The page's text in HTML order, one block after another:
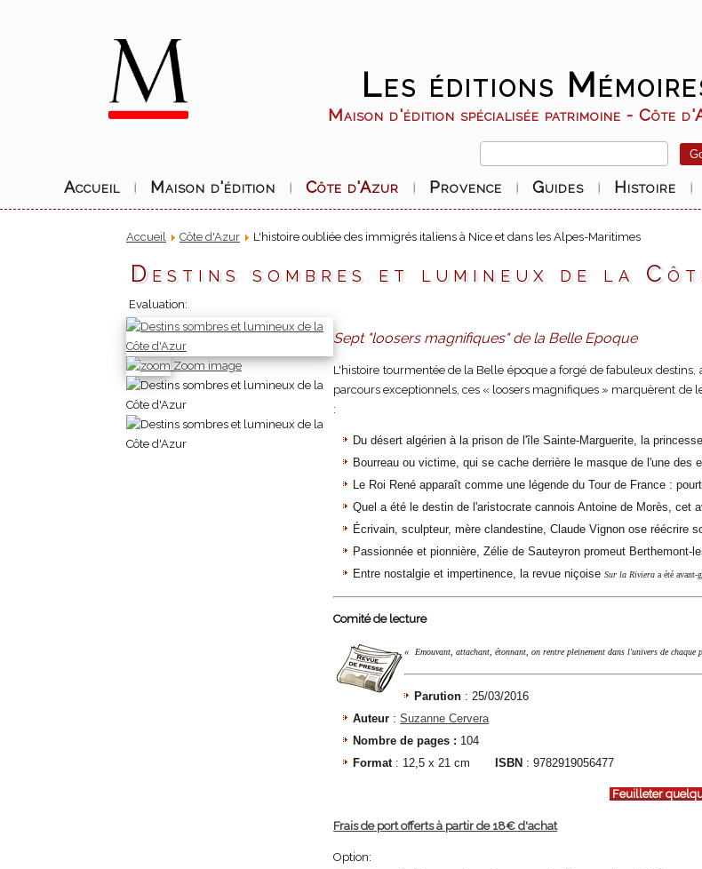
Les éditions
Maison d'édition spécialisée patrimoine - Côte
Accueil Maison d'édition Côte d'Azur Provence Guides Histoire
Accueil Côte d'Azur L'histoire oubliée des immigrés italiens à Nice et dans les Alpes-Maritimes
Destins sombres et lumineux de la
Evaluation:
Zoom image
Sept "loosers magnifiques" de la Belle Epoque
L'histoire tourmentée de la Belle époque a forgé de fabuleux
parcours exceptionnels, ces « loosers magnifiques » marquèrent
:
Du désert algérien à la prison de l'île Sainte-Marguerite, la
Bourreau ou victime, qui se cache derrière le masque de l'une
Le Roi René apparaît comme une légende du Tour de France :
Quel a été le destin de l'aristocrate cannois Antoine de Morès, cet
Écrivain, sculpteur, mère clandestine, Claude Vignon ose réécrire
Passionnée et pionnière, Zélie de Sauteyron promeut Berthemont-
Entre nostalgie et impertinence, la revue niçoiseSur la Rivieraa été avant-
Comité de lecture
« Emouvant, attachant, étonnant, on rentre pleinement dans l'univers de chaque
Parution : 25/03/2016
Auteur :Suzanne Cervera
Nombre de pages : 104
Format : 12,5 x 21 cm ISBN : 9782919056477
Feuilleter
Frais de port offerts à partir de 18€ d'achat
Option: